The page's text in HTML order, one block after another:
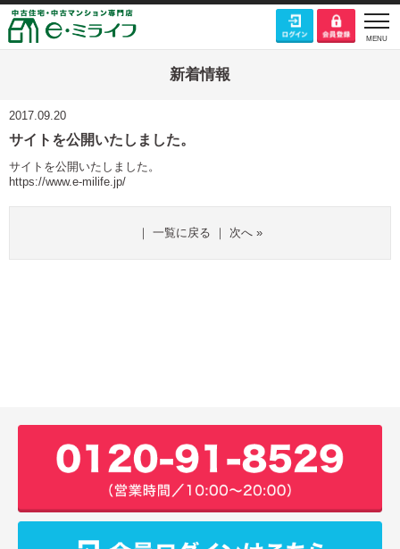
新着情報
2017.09.20
サイトを公開いたしました。
サイトを公開いたしました。
https://www.e-milife.jp/
｜ 一覧に戻る ｜ 次へ »